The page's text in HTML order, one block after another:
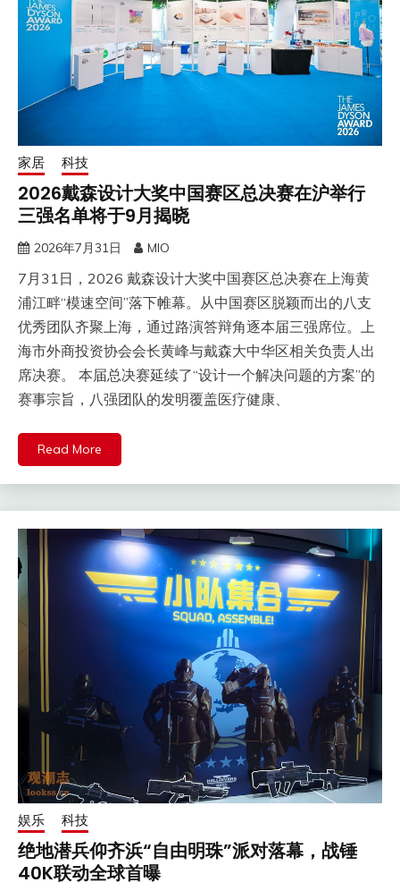
家居 科技
2026戴森设计大奖中国赛区总决赛在沪举行
三强名单将于9月揭晓
2026年7月31日 MIO
7月31日，2026 戴森设计大奖中国赛区总决赛在上海黄
浦江畔“模速空间”落下帷幕。从中国赛区脱颖而出的八支
优秀团队齐聚上海，通过路演答辩角逐本届三强席位。上
海市外商投资协会会长黄峰与戴森大中华区相关负责人出
席决赛。 本届总决赛延续了“设计一个解决问题的方案”的
赛事宗旨，八强团队的发明覆盖医疗健康、
Read More
娱乐 科技
绝地潜兵仰齐浜“自由明珠”派对落幕，战锤
40K联动全球首曝